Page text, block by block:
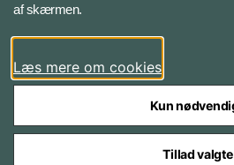
LinkedIn
af skærmen.
Læs mere om cookies
Kun
Tillad valgte